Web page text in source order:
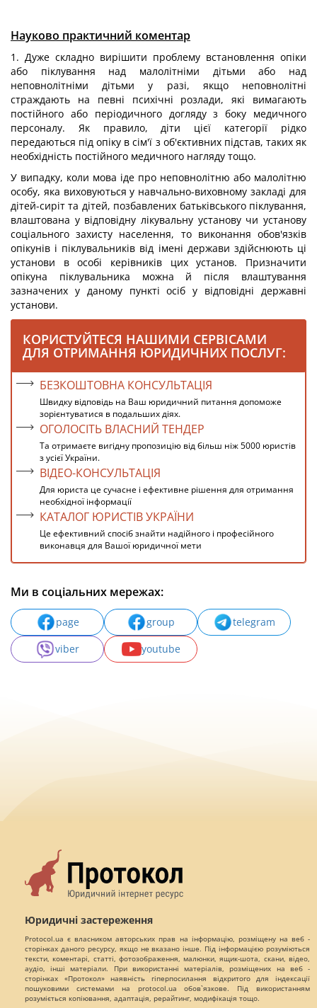
Науково практичний коментар
1. Дуже складно вирішити проблему встановлення опіки
або піклування над малолітніми дітьми або над
неповнолітніми дітьми у разі, якщо неповнолітні
страждають на певні психічні розлади, які вимагають
постійного або періодичного догляду з боку медичного
персоналу. Як правило, діти цієї категорії рідко
передаються під опіку в сім'ї з об'єктивних підстав, таких як
необхідність постійного медичного нагляду тощо.
У випадку, коли мова іде про неповнолітню або малолітню
особу, яка виховуються у навчально-виховному закладі для
дітей-сиріт та дітей, позбавлених батьківського піклування,
влаштована у відповідну лікувальну установу чи установу
соціального захисту населення, то виконання обов'язків
опікунів і піклувальників від імені держави здійснюють ці
установи в особі керівників цих установ. Призначити
опікуна піклувальника можна й після влаштування
зазначених у даному пункті осіб у відповідні державні
установи.
КОРИСТУЙТЕСЯ НАШИМИ СЕРВІСАМИ
ДЛЯ ОТРИМАННЯ ЮРИДИЧНИХ ПОСЛУГ:
БЕЗКОШТОВНА КОНСУЛЬТАЦІЯ
Швидку відповідь на Ваш юридичний питання допоможе
зорієнтуватися в подальших діях.
ОГОЛОСІТЬ ВЛАСНИЙ ТЕНДЕР
Та отримаєте вигідну пропозицію від більш ніж 5000 юристів
з усієї України.
ВІДЕО-КОНСУЛЬТАЦІЯ
Для юриста це сучасне і ефективне рішення для отримання
необхідної інформації
КАТАЛОГ ЮРИСТІВ УКРАЇНИ
Це ефективний спосіб знайти надійного і професійного
виконавця для Вашої юридичної мети
Ми в соціальних мережах:
page group
telegram
viber
youtube
Юридичні застереження
Protocol.ua є власником авторських прав на інформацію, розміщену на веб -
сторінках даного ресурсу, якщо не вказано інше. Під інформацією розуміються
тексти, коментарі, статті, фотозображення, малюнки, ящик-шота, скани, відео,
аудіо, інші матеріали. При використанні матеріалів, розміщених на веб -
сторінках «Протокол» наявність гіперпосилання відкритого для індексації
пошуковими системами на protocol.ua обов`язкове. Під використанням
розуміється копіювання, адаптація, рерайтинг, модифікація тощо.